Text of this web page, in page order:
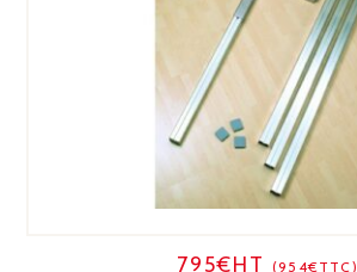
795€HT(954€TTC)